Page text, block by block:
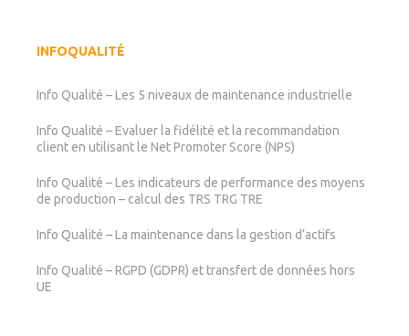
INFOQUALITÉ
Info Qualité – Les 5 niveaux de maintenance industrielle
Info Qualité – Evaluer la fidélité et la recommandation
client en utilisant le Net Promoter Score (NPS)
Info Qualité – Les indicateurs de performance des moyens
de production – calcul des TRS TRG TRE
Info Qualité – La maintenance dans la gestion d’actifs
Info Qualité – RGPD (GDPR) et transfert de données hors
UE